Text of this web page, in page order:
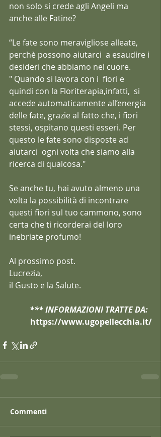
non solo si crede agli Angeli ma
anche alle Fatine?
“Le fate sono meravigliose alleate,
perchè possono aiutarci  a esaudire i
desideri che abbiamo nel cuore.
" Quando si lavora con i  fiori e
quindi con la Floriterapia,infatti,  si
accede automaticamente all’energia
delle fate, grazie al fatto che, i fiori
stessi, ospitano questi esseri. Per
questo le fate sono disposte ad
aiutarci  ogni volta che siamo alla
ricerca di qualcosa."
Se anche tu, hai avuto almeno una
volta la possibilità di incontrare
questi fiori sul tuo cammono, sono
certa che ti ricorderai del loro
inebriate profumo!
Al prossimo post.
Lucrezia,
il Gusto e la Salute.
*** INFORMAZIONI TRATTE DA:
https://www.ugopellecchia.it/
Commenti